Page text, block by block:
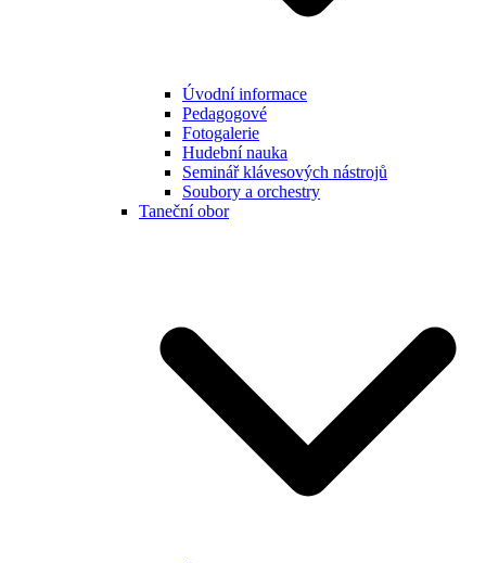
Úvodní informace
Pedagogové
Fotogalerie
Hudební nauka
Seminář klávesových nástrojů
Soubory a orchestry
Taneční obor